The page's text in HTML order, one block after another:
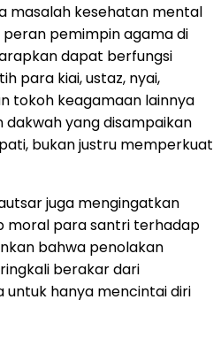
masalah kesehatan mental
pemimpin agama di
dapat berfungsi
para kiai, ustaz, nyai,
tokoh keagamaan lainnya
yang disampaikan
bukan justru memperkuat
juga mengingatkan
moral para santri terhadap
bahwa penolakan
berakar dari
untuk hanya mencintai diri